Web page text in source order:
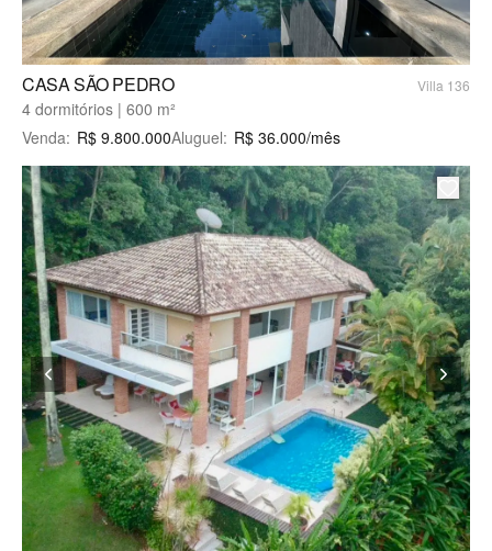
CASA SÃO PEDRO Villa 136
4 dormitórios | 600 m²
Venda: R$ 9.800.000Aluguel: R$ 36.000/mês